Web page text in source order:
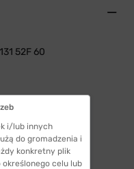
52F 60
i/lub innych
do gromadzenia i
konkretny plik
celu lub